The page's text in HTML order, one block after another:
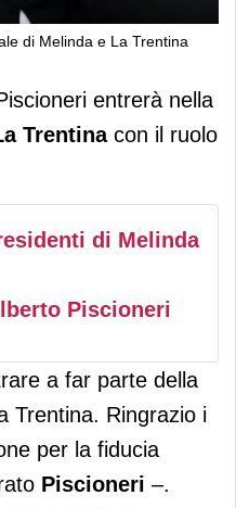
di Melinda e La Trentina
direttore
La Trentina da
entrerà nella
Trentina con il ruolo
di Melinda
Piscioneri
a far parte della
Trentina. Ringrazio i
per la fiducia
Piscioneri –.